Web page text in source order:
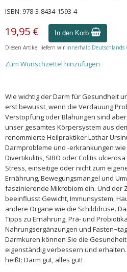
ISBN: 978-3-8434-1593-4
19,95 € In den Korb
Diesen Artikel liefern wir innerhalb Deutschlands
Zum Wunschzettel hinzufügen
Wie wichtig der Darm für Gesundheit
erst bewusst, wenn die Verdauung
Verstopfung oder Blähungen sind
unser gesamtes Körpersystem aus
renommierte Heilpraktiker Lothar
Darmprobleme und -erkrankungen wie
Divertikulitis, SIBO oder Colitis
Stress, einseitige oder nicht zum
Ernährung, Bewegungsmangel und
faszinierende Mikrobiom ein. Und der
beeinflusst Gewicht, Immunsystem,
andere Organe wie die Schilddrüse.
Tipps zu Ernährung, Prä- und
Nahrungsergänzungen und
Darmkuren können Sie die
eigenständig verbessern und
heißt: Darm gut, alles gut!